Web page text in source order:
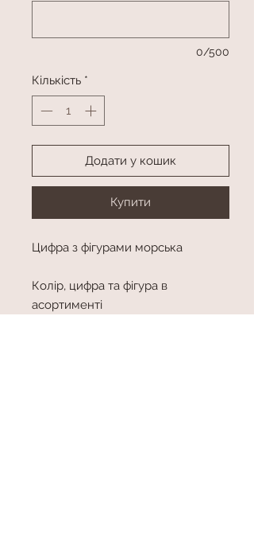
0/500
Кількість *
Додати у кошик
Купити
Цифра з фігурами морська
Колір, цифра та фігура в
асортименті